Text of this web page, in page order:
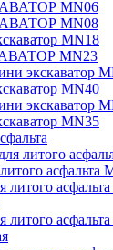
MN06
MN08
MN18
MN23
экскаватор
MN40
экскаватор
MN35
литого
асфальта
литого
литого